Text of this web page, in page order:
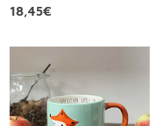
18,45€